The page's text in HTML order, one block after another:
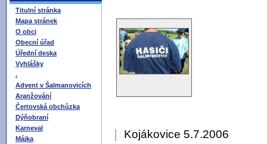
Titulní stránka
Mapa stránek
O obci
Obecní úřad
Úřední deska
Vyhlášky
.
Advent v Šalmanovicích
Aranžování
Čertovská obchůzka
Dýňobraní
Karneval
Májka
Kojákovice 5.7.2006